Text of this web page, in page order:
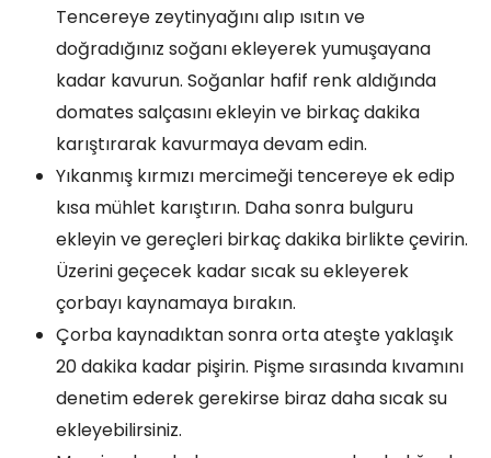
Tencereye zeytinyağını alıp ısıtın ve
doğradığınız soğanı ekleyerek yumuşayana
kadar kavurun. Soğanlar hafif renk aldığında
domates salçasını ekleyin ve birkaç dakika
karıştırarak kavurmaya devam edin.
Yıkanmış kırmızı mercimeği tencereye ek edip
kısa mühlet karıştırın. Daha sonra bulguru
ekleyin ve gereçleri birkaç dakika birlikte çevirin.
Üzerini geçecek kadar sıcak su ekleyerek
çorbayı kaynamaya bırakın.
Çorba kaynadıktan sonra orta ateşte yaklaşık
20 dakika kadar pişirin. Pişme sırasında kıvamını
denetim ederek gerekirse biraz daha sıcak su
ekleyebilirsiniz.